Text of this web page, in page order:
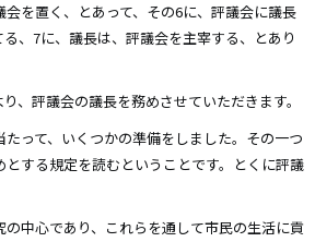
を置く、とあって、その6に、評議会に議長
、7に、議長は、評議会を主宰する、とあり
、評議会の議長を務めさせていただきます。
って、いくつかの準備をしました。その一つ
する規定を読むということです。とくに評議
中心であり、これらを通して市民の生活に貢